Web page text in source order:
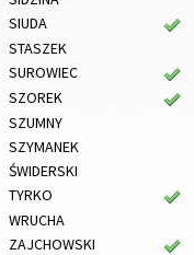
SIUDA
STASZEK
SUROWIEC
SZOREK
SZUMNY
SZYMANEK
ŚWIDERSKI
TYRKO
WRUCHA
ZAJCHOWSKI